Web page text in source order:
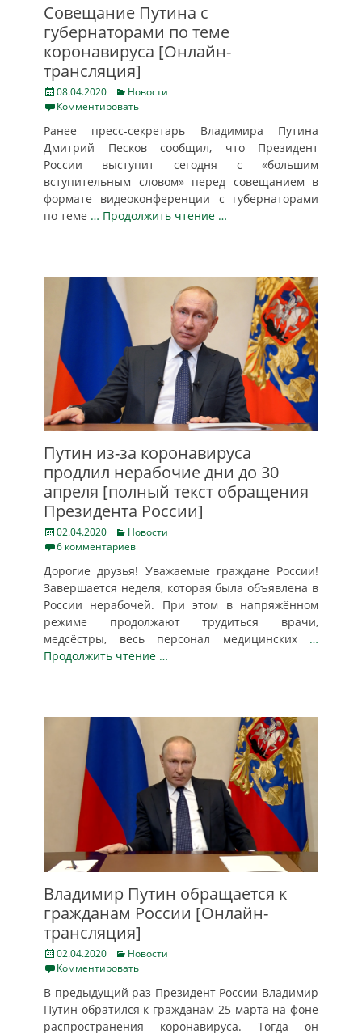
Совещание Путина с
губернаторами по теме
коронавируса [Онлайн-
трансляция]
Posted
on
08.04.2020 Categories
Новости
Комментировать
Ранее пресс-секретарь Владимира Путина
Дмитрий Песков сообщил, что Президент
России выступит сегодня с «большим
вступительным словом» перед совещанием в
формате видеоконференции с губернаторами
по теме … Продолжить чтение …
Путин из-за коронавируса
продлил нерабочие дни до 30
апреля [полный текст обращения
Президента России]
Posted
on
02.04.2020 Categories
Новости
6 комментариев
Дорогие друзья! Уважаемые граждане России!
Завершается неделя, которая была объявлена в
России нерабочей. При этом в напряжённом
режиме продолжают трудиться врачи,
медсёстры, весь персонал медицинских …
Продолжить чтение …
Владимир Путин обращается к
гражданам России [Онлайн-
трансляция]
Posted
on
02.04.2020 Categories
Новости
Комментировать
В предыдущий раз Президент России Владимир
Путин обратился к гражданам 25 марта на фоне
распространения коронавируса. Тогда он